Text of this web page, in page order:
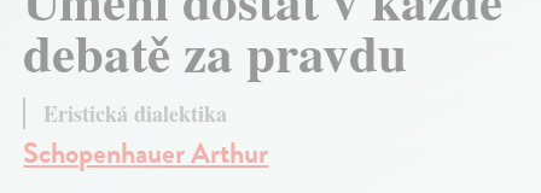
debatě za pravdu
Eristická dialektika
Schopenhauer Arthur